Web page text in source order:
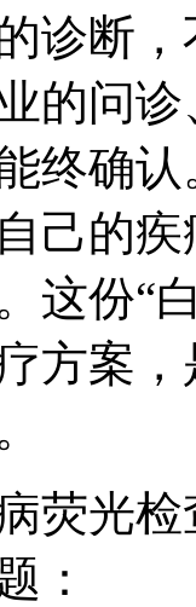
诊断
的问
终确
己的
这份“
方案
荧光
：